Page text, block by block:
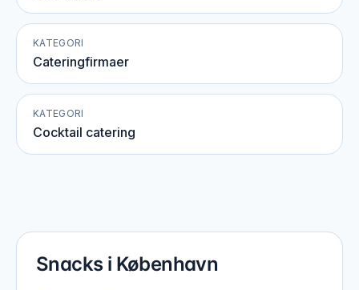
KATEGORI
Cateringfirmaer
KATEGORI
Cocktail catering
Snacks i København